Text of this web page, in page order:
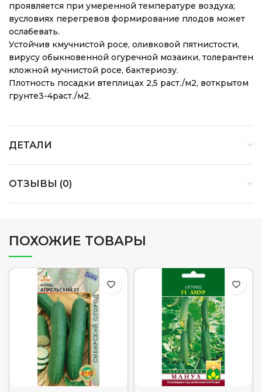
проявляется при умеренной температуре воздуха;
вусловиях перегревов формирование плодов может
ослабевать.
Устойчив кмучнистой росе, оливковой пятнистости,
вирусу обыкновенной огуречной мозаики, толерантен
кложной мучнистой росе, бактериозу.
Плотность посадки втеплицах 2,5 раст./м2, воткрытом
грунте3-4раст./м2.
ДЕТАЛИ
ОТЗЫВЫ (0)
ПОХОЖИЕ ТОВАРЫ